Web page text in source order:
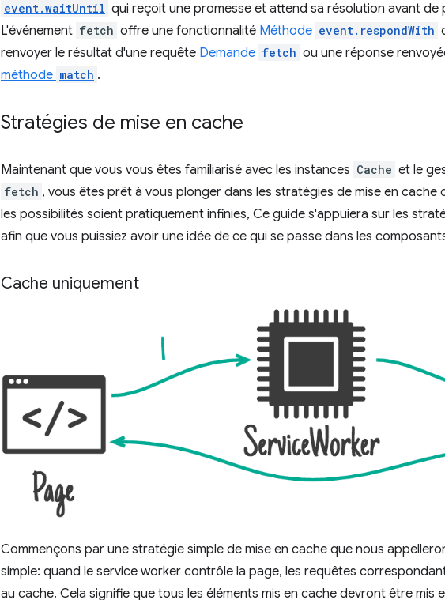
event.waitUntil qui reçoit une promesse et attend sa résolution avant de
L'événement fetch offre une fonctionnalité Méthode event.respondWith
renvoyer le résultat d'une requête Demande fetch ou une réponse
méthode match .
Stratégies de mise en cache
Maintenant que vous vous êtes familiarisé avec les instances Cache et le
fetch , vous êtes prêt à vous plonger dans les stratégies de mise en cache
les possibilités soient pratiquement infinies, Ce guide s'appuiera sur les
afin que vous puissiez avoir une idée de ce qui se passe dans les
Cache uniquement
Commençons par une stratégie simple de mise en cache que nous
simple: quand le service worker contrôle la page, les requêtes
au cache. Cela signifie que tous les éléments mis en cache devront être mis